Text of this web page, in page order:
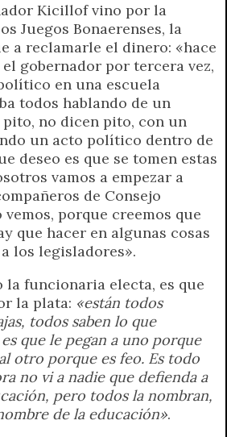
Kicillof vino por la
Juegos Bonaerenses, la
a reclamarle el dinero: «hace
gobernador por tercera vez,
en una escuela
todos hablando de un
no dicen pito, con un
un acto político dentro de
deseo es que se tomen estas
vamos a empezar a
de Consejo
porque creemos que
que hacer en algunas cosas
los legisladores».
la funcionaria electa, es que
la plata: «están todos
todos saben lo que
que le pegan a uno porque
otro porque es feo. Es todo
no vi a nadie que defienda a
pero todos la nombran,
de la educación».